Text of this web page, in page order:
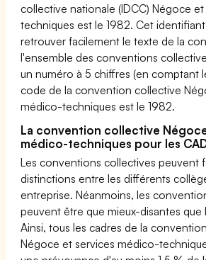
collective nationale (IDCC) Négoce
techniques est le 1982. Cet
retrouver facilement le texte de la
l'ensemble des conventions
un numéro à 5 chiffres (en comptant
code de la convention collective
médico-techniques est le 1982.
La convention collective
médico-techniques pour les
Les conventions collectives peuvent
distinctions entre les différents
entreprise. Néanmoins, les
peuvent être que mieux-disantes que
Ainsi, tous les cadres de la
Négoce et services médico-